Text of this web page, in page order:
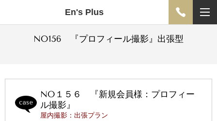
En's Plus
NO156 『プロフィール撮影』出張型
NO１５６ 『新規会員様：プロフィー
ル撮影』
屋内撮影：出張プラン